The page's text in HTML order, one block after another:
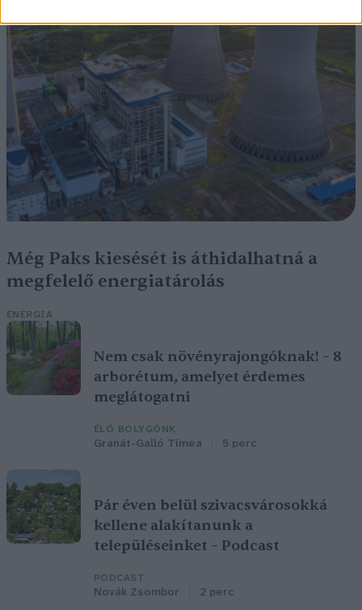
Még Paks kiesését is áthidalhatná a
megfelelő energiatárolás
ENERGIA
Nem csak növényrajongóknak! – 8
arborétum, amelyet érdemes
meglátogatni
ÉLŐ BOLYGÓNK
Granát-Galló Tímea 5 perc
Pár éven belül szivacsvárosokká
kellene alakítanunk a
településeinket – Podcast
PODCAST
Novák Zsombor 2 perc